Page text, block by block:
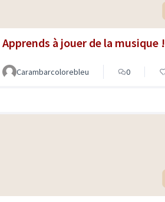
Apprends à jouer de la musique !
Carambarcolorebleu 0